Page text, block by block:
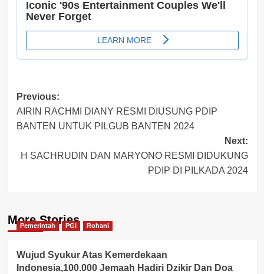
Post
navigation
Previous:
AIRIN RACHMI DIANY RESMI DIUSUNG PDIP
BANTEN UNTUK PILGUB BANTEN 2024
Next:
H SACHRUDIN DAN MARYONO RESMI DIDUKUNG
PDIP DI PILKADA 2024
More Stories
Pemerintah PGI Rohani
Wujud Syukur Atas Kemerdekaan
Indonesia,100.000 Jemaah Hadiri Dzikir Dan Doa